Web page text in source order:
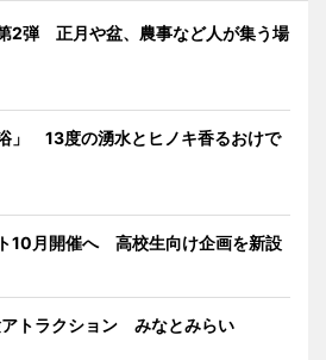
2弾 正月や盆、農事など人が集う場
」 13度の湧水とヒノキ香るおけで
10月開催へ 高校生向け企画を新設
アトラクション みなとみらい